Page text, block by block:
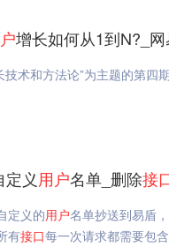
增长如何从1到N?_
技术和方法论”为主题的第四
定义用户名单_删除接
定义的用户名单抄送到易盾
有接口每一次请求都需要包